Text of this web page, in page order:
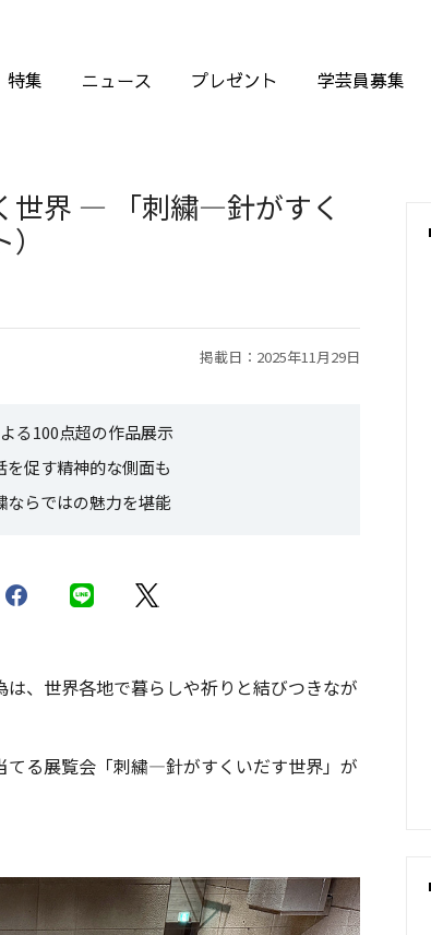
特集 ニュース プレゼント 学芸員募集
世界 ― 「刺繍―針がすく
掲載日：2025年11月29日
る100点超の作品展示
促す精神的な側面も
ならではの魅力を堪能
、世界各地で暮らしや祈りと結びつきなが
てる展覧会「刺繍―針がすくいだす世界」が